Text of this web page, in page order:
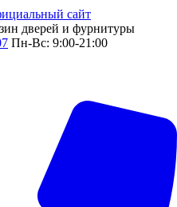
сайт
дверей и фурнитуры
Пн-Вс: 9:00-21:00